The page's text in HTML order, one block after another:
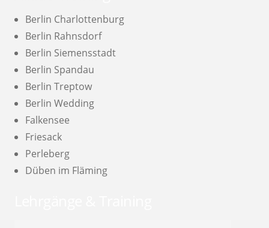
Berlin Charlottenburg
Berlin Rahnsdorf
Berlin Siemensstadt
Berlin Spandau
Berlin Treptow
Berlin Wedding
Falkensee
Friesack
Perleberg
Düben im Fläming